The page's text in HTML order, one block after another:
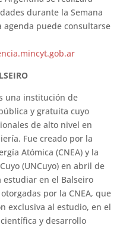
durante la Semana
agenda puede consultarse
una institución de
y gratuita cuyo
de alto nivel en
Fue creado por la
Atómica (CNEA) y la
(UNCuyo) en abril de
estudiar en el Balseiro
por la CNEA, que
exclusiva al estudio, en el
y desarrollo